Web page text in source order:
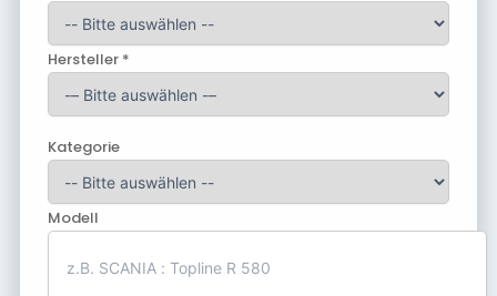
Hersteller *
Kategorie
Modell